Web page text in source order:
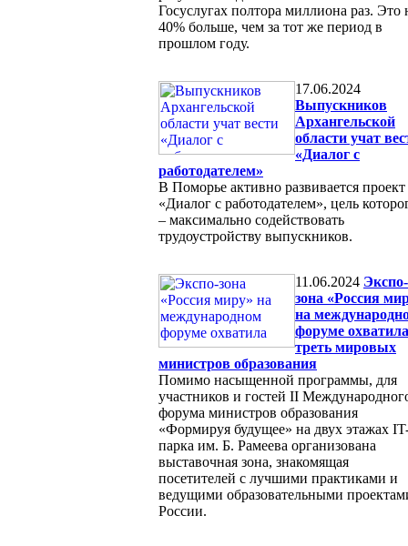
Госуслугах полтора миллиона раз. Это
40% больше, чем за тот же период в
прошлом году.
17.06.2024
Выпускников
Архангельской
области учат
«Диалог с
работодателем»
В Поморье активно развивается проект
«Диалог с работодателем», цель
– максимально содействовать
трудоустройству выпускников.
11.06.2024 Экспо-
зона «Россия
на
форуме охватила
треть мировых
министров образования
Помимо насыщенной программы, для
участников и гостей II
форума министров образования
«Формируя будущее» на двух этажах
парка им. Б. Рамеева организована
выставочная зона, знакомящая
посетителей с лучшими практиками и
ведущими образовательными
России.